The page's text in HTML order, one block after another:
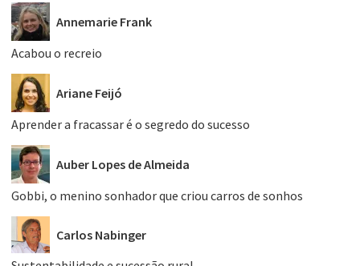
Annemarie Frank
Acabou o recreio
Ariane Feijó
Aprender a fracassar é o segredo do sucesso
Auber Lopes de Almeida
Gobbi, o menino sonhador que criou carros de sonhos
Carlos Nabinger